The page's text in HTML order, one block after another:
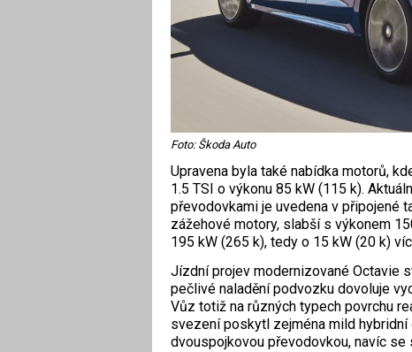
Foto: Škoda Auto
Upravena byla také nabídka motorů,
1.5 TSI o výkonu 85 kW (115 k).
převodovkami je uvedena v připojené
zážehové motory, slabší s výkonem
195 kW (265 k), tedy o 15 kW (20 k)
Jízdní projev modernizované Octavie
pečlivé naladění podvozku dovoluje
Vůz totiž na různých typech povrchu
svezení poskytl zejména mild
dvouspojkovou převodovkou, navíc